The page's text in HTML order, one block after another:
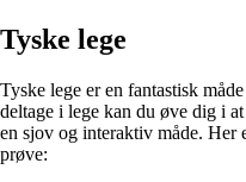
Tyske lege
Tyske lege er en fantastisk
deltage i lege kan du øve dig i
en sjov og interaktiv måde. Her
prøve: